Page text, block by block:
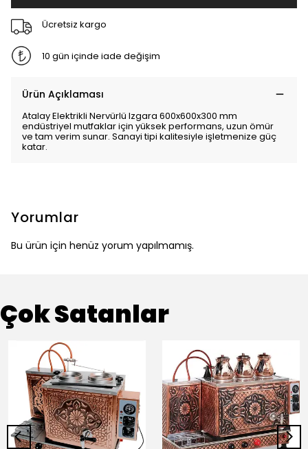
Ücretsiz kargo
10 gün içinde iade değişim
Ürün Açıklaması
Atalay Elektrikli Nervürlü Izgara 600x600x300 mm
endüstriyel mutfaklar için yüksek performans, uzun ömür
ve tam verim sunar. Sanayi tipi kalitesiyle işletmenize güç
katar.
Yorumlar
Bu ürün için henüz yorum yapılmamış.
Çok Satanlar